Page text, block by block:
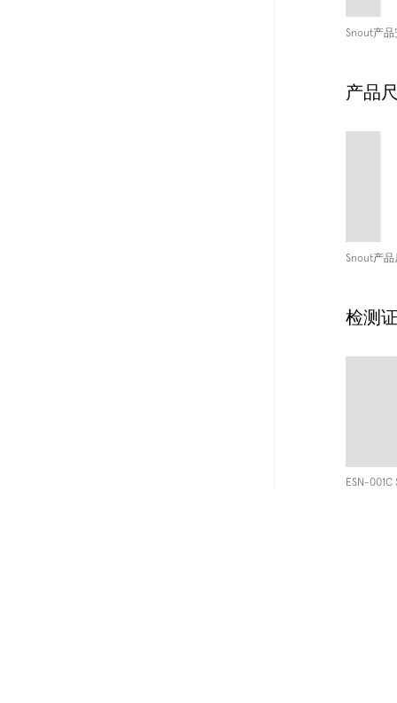
Snout产品
产品
Snout产
检测
ESN-001C